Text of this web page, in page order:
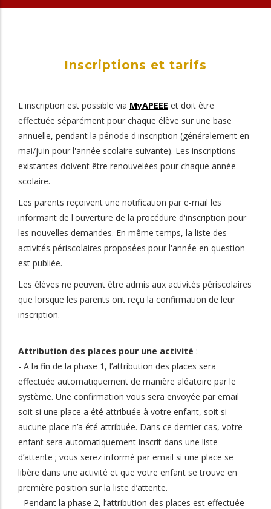
Inscriptions et tarifs
L'inscription est possible via MyAPEEE et doit être
effectuée séparément pour chaque élève sur une base
annuelle, pendant la période d'inscription (généralement en
mai/juin pour l'année scolaire suivante). Les inscriptions
existantes doivent être renouvelées pour chaque année
scolaire.
Les parents reçoivent une notification par e-mail les
informant de l'ouverture de la procédure d'inscription pour
les nouvelles demandes. En même temps, la liste des
activités périscolaires proposées pour l'année en question
est publiée.
Les élèves ne peuvent être admis aux activités périscolaires
que lorsque les parents ont reçu la confirmation de leur
inscription.
Attribution des places pour une activité :
- A la fin de la phase 1, l’attribution des places sera
effectuée automatiquement de manière aléatoire par le
système. Une confirmation vous sera envoyée par email
soit si une place a été attribuée à votre enfant, soit si
aucune place n’a été attribuée. Dans ce dernier cas, votre
enfant sera automatiquement inscrit dans une liste
d’attente ; vous serez informé par email si une place se
libère dans une activité et que votre enfant se trouve en
première position sur la liste d’attente.
- Pendant la phase 2, l’attribution des places est effectuée